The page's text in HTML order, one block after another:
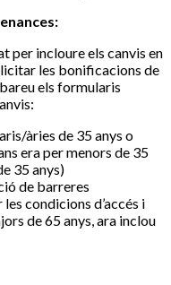
per incloure els canvis en
les bonificacions de
els formularis
àries de 35 anys o
era per menors de 35
35 anys)
de barreres
condicions d’accés i
de 65 anys, ara inclou